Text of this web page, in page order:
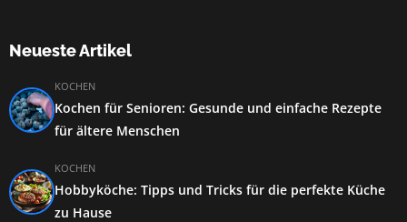
Neueste Artikel
KOCHEN
Kochen für Senioren: Gesunde und einfache Rezepte
für ältere Menschen
KOCHEN
Hobbyköche: Tipps und Tricks für die perfekte Küche
zu Hause